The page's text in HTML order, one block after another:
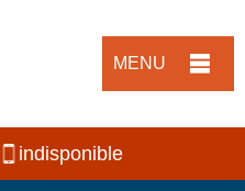
MENU
indisponible